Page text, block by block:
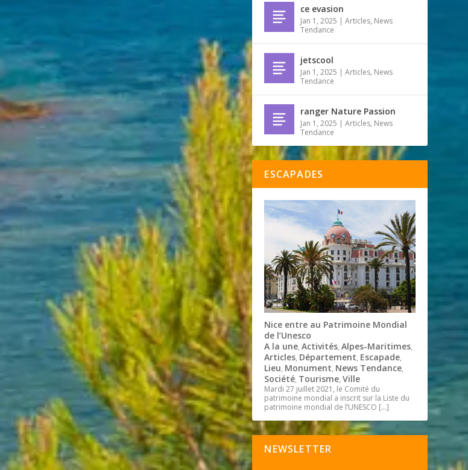
ce evasion
Jan 1, 2025 |Articles, News
Tendance
jetscool
Jan 1, 2025 |Articles, News
Tendance
ranger Nature Passion
Jan 1, 2025 |Articles, News
Tendance
ESCAPADES
Nice entre au Patrimoine Mondial
de l’Unesco
A la une,Activités,Alpes-Maritimes,
Articles, Département, Escapade,
Lieu, Monument, News Tendance,
Société, Tourisme,Ville
Mardi 27 juillet 2021, le Comité du
patrimoine mondial a inscrit sur la Liste du
patrimoine mondial de l’UNESCO […]
NEWSLETTER